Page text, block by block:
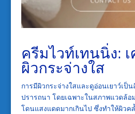
ครีมไวท์เทนนิ่ง:
ผิวกระจ่างใส
การมีผิวกระจ่างใสและดูอ่อนเยาว์เป็
ปรารถนา โดยเฉพาะในสภาพแวดล้อ
โดนแสงแดดมากเกินไป ซึ่งทำให้ผิวค